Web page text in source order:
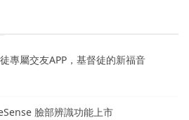
專屬交友APP，基督徒的新福音
臉部辨識功能上市